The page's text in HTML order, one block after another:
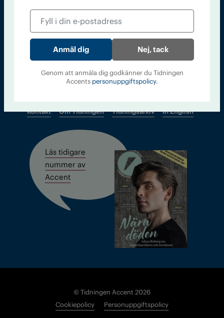
Tidningen Accent, A4, Bondegatan 21, 116 33 Stockholm
accent@iogt.se
Chefredaktör och ansvarig utgivare: Barbro Janson Lundkvist,
barbro@a4.se.
Kontakt Om Tidningen Tidningsarkiv In English
Läs tidigare
nummer av
Accent
© Tidningen Accent 2026
Cookiepolicy
Personuppgiftspolicy
Nej, tack
Genom att anmäla dig godkänner du Tidningen
Accents personuppgiftspolicy.